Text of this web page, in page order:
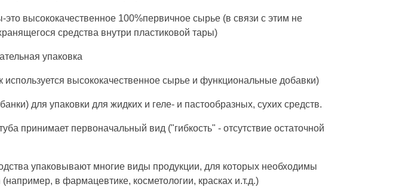
высококачественное 100%первичное сырье (в связи с этим не
средства внутри пластиковой тары)
упаковка
используется высококачественное сырье и функциональные добавки)
для упаковки для жидких и геле- и пастообразных, сухих средств.
принимает первоначальный вид ("гибкость" - отсутствие остаточной
упаковывают многие виды продукции, для которых необходимы
в фармацевтике, косметологии, красках и.т.д.)